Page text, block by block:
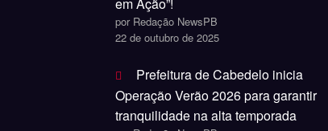
por Redação NewsPB
22 de outubro de 2025
Prefeitura de Cabedelo inicia
Operação Verão 2026 para garantir
tranquilidade na alta temporada